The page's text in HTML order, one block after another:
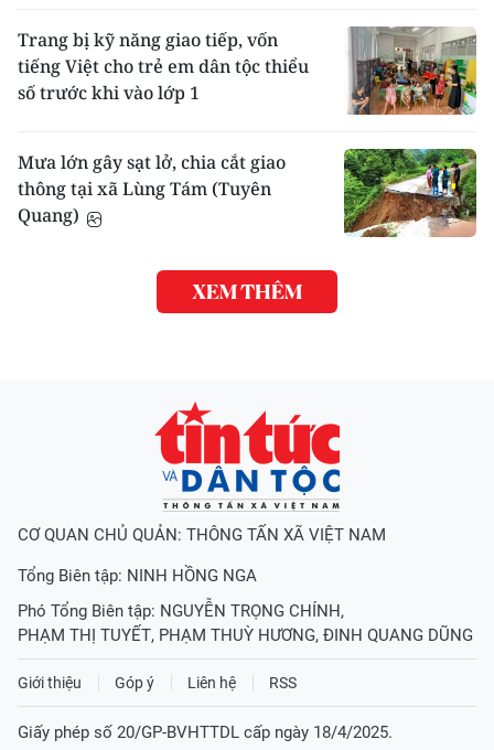
Trang bị kỹ năng giao tiếp, vốn
tiếng Việt cho trẻ em dân tộc thiểu
số trước khi vào lớp 1
Mưa lớn gây sạt lở, chia cắt giao
thông tại xã Lùng Tám (Tuyên
Quang)
XEM THÊM
CƠ QUAN CHỦ QUẢN: THÔNG TẤN XÃ VIỆT NAM
Tổng Biên tập: NINH HỒNG NGA
Phó Tổng Biên tập: NGUYỄN TRỌNG CHÍNH,
PHẠM THỊ TUYẾT, PHẠM THUỲ HƯƠNG, ĐINH QUANG DŨNG
Giới thiệu Góp ý Liên hệ RSS
Giấy phép số 20/GP-BVHTTDL cấp ngày 18/4/2025.